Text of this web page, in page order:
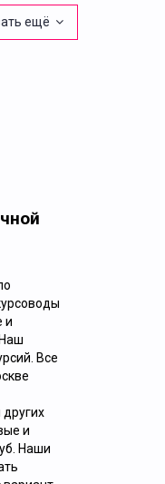
ещё
«9 ЛИЦ
и
Все
и
Наши